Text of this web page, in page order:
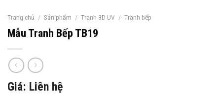
Trang chủ / Sản phẩm / Tranh 3D UV / Tranh bếp
Mẫu Tranh Bếp TB19
Giá: Liên hệ